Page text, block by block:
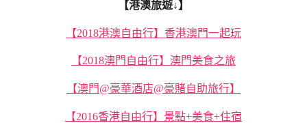
【港澳旅遊↓】
【2018港澳自由行】香港澳門一起玩
【2018澳門自由行】澳門美食之旅
【澳門@豪華酒店@豪賭自助旅行】
【2016香港自由行】景點+美食+住宿